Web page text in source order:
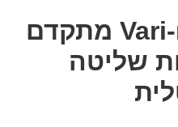
קומפרסור Vari-mu מתקדם
שליטה